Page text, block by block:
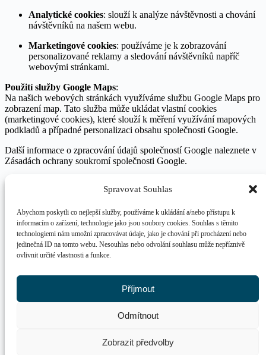
Spravovat Souhlas
Abychom poskytli co nejlepší služby, používáme k ukládání a/nebo přístupu k
informacím o zařízení, technologie jako jsou soubory cookies. Souhlas s těmito
technologiemi nám umožní zpracovávat údaje, jako je chování při procházení nebo
jedinečná ID na tomto webu. Nesouhlas nebo odvolání souhlasu může nepříznivě
ovlivnit určité vlastnosti a funkce.
Příjmout
Odmítnout
Zobrazit předvolby
Analytické cookies: slouží k analýze návštěvnosti a chování
návštěvníků na našem webu.
Marketingové cookies: používáme je k zobrazování
personalizované reklamy a sledování návštěvníků napříč
webovými stránkami.
Použití služby Google Maps:
Na našich webových stránkách využíváme službu Google Maps pro
zobrazení map. Tato služba může ukládat vlastní cookies
(marketingové cookies), které slouží k měření využívání mapových
podkladů a případné personalizaci obsahu společnosti Google.
Další informace o zpracování údajů společností Google naleznete v
Zásadách ochrany soukromí společnosti Google.
internetového prohlížeče. Některé části webu však nemusí fungovat
správně, pokud odmítnete určité typy cookies.
Správu Vašeho souhlasu s cookies na těchto stránkách zajišťujeme
prostřednictvím platformyComplianz
Přihlaste se k odběru našeho newsletteru
© 2026 All Rights Reserved.